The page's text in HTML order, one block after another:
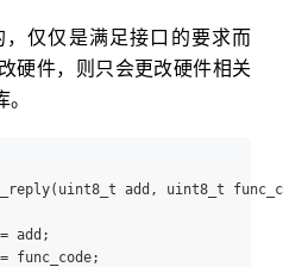
仅仅是满足接口的要求而
硬件，则只会更改硬件相关
add, uint8_t
add;